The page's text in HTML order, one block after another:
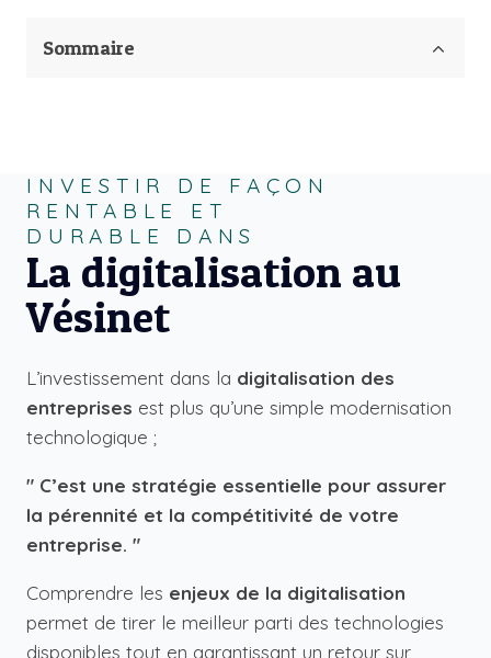
Sommaire
INVESTIR DE FAÇON
RENTABLE ET
DURABLE DANS
La digitalisation au
Vésinet
L’investissement dans la digitalisation des
entreprises est plus qu’une simple modernisation
technologique ;
" C’est une stratégie essentielle pour assurer
la pérennité et la compétitivité de votre
entreprise. "
Comprendre les enjeux de la digitalisation
permet de tirer le meilleur parti des technologies
disponibles tout en garantissant un retour sur